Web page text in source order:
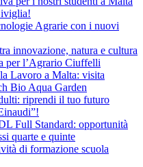
Agrarie con i nuovi
innovazione, natura e cultura
per l’Agrario Ciuffelli
Lavoro a Malta: visita
Bio Aqua Garden
riprendi il tuo futuro
Full Standard: opportunità
quarte e quinte
di formazione scuola